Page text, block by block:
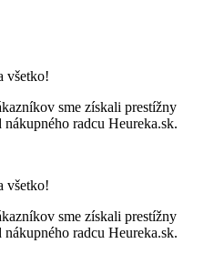
všetko!
sme získali prestížny
nákupného radcu Heureka.sk.
všetko!
sme získali prestížny
nákupného radcu Heureka.sk.